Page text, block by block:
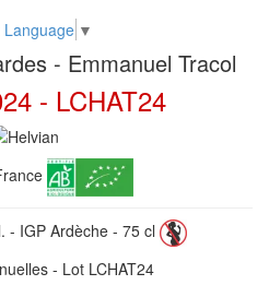
Language ▼
- Emmanuel Tracol
- LCHAT24
- IGP Ardèche - 75 cl
- Lot LCHAT24